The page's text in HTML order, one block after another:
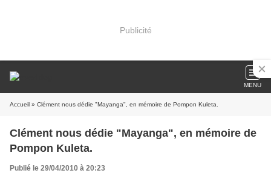
Publicité
MENU
Accueil » Clément nous dédie "Mayanga", en mémoire de Pompon Kuleta.
Clément nous dédie "Mayanga", en mémoire de
Pompon Kuleta.
Publié le 29/04/2010 à 20:23